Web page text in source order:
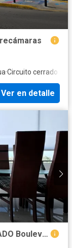
·Circuito cerrado de
Ver en detalle
SE RENTA DEPARTAMENTO AMUEBLADO Boulevard San Felipe, Ex Hacienda Rancho Colorado, Heróica Puebla de Zaragoza, Puebla